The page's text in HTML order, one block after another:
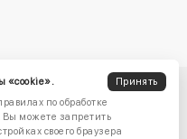
«cookie».
Принять
по обработке
. Вы можете запретить
своего браузера